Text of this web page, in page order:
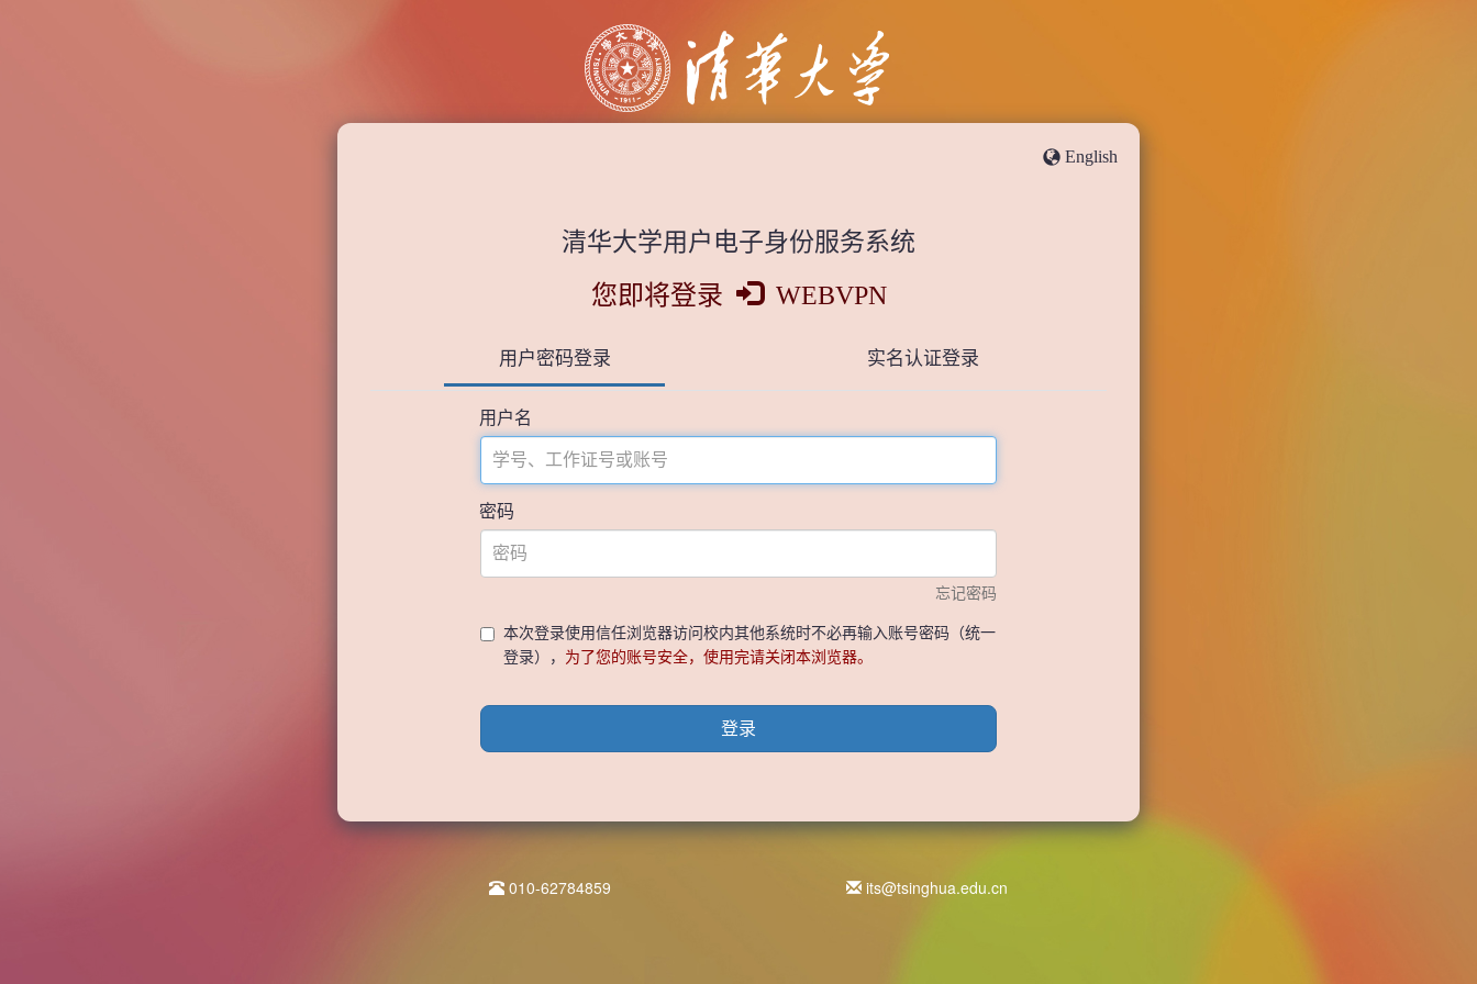
English
清华大学用户电子身份服务系统
您即将登录 WEBVPN
用户密码登录 实名认证登录
用户名
密码
忘记密码
本次登录使用信任浏览器访问校内其他系统时不必再输入账号密码（统一
登录）， 为了您的账号安全，使用完请关闭本浏览器。
登录
010-62784859 its@tsinghua.edu.cn